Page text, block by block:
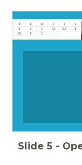
Slide 5 -